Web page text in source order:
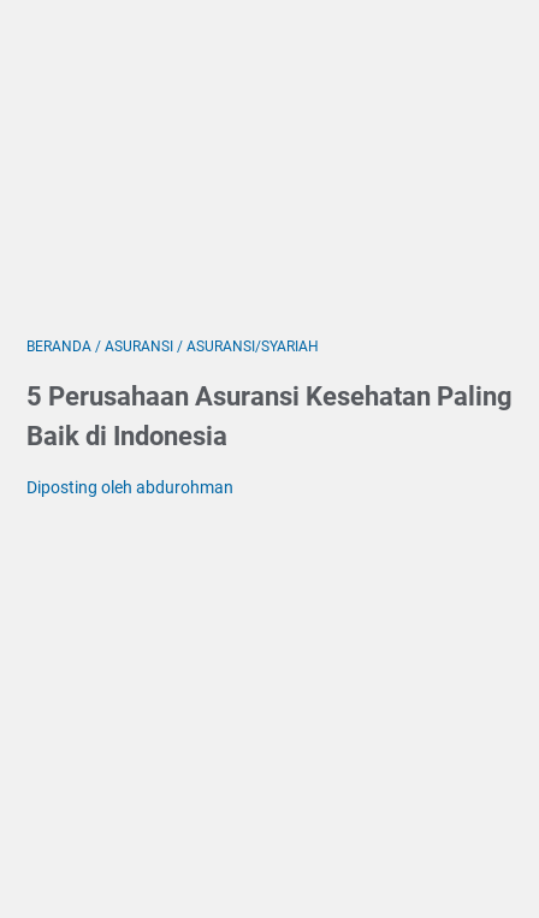
BERANDA / ASURANSI / ASURANSI/SYARIAH
5 Perusahaan Asuransi Kesehatan Paling
Baik di Indonesia
Diposting oleh abdurohman